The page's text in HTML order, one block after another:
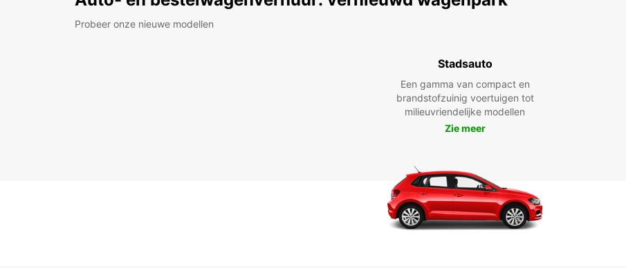
Probeer onze nieuwe modellen
Stadsauto
Een gamma van compact en
brandstofzuinig voertuigen tot
milieuvriendelijke modellen
Zie meer